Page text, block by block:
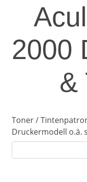
2000
&
Toner /
Druckermodell o.ä.